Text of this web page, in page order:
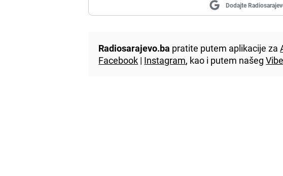
Dodajte
Radiosarajevo.ba pratite putem aplikacije za
Facebook | Instagram, kao i putem našeg